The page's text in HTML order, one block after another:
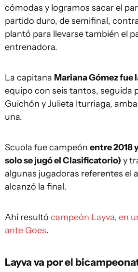
cómodas y logramos sacar el
partido duro, de semifinal,
plantó para llevarse también el
entrenadora.
La capitana Mariana Gómez fue
equipo con seis tantos, seguida
Guichón y Julieta Iturriaga,
una.
Scuola fue campeón entre 2018
solo se jugó el Clasificatorio) y
algunas jugadoras referentes el
alcanzó la final.
Ahí resultó campeón Layva, en
ante Goes.
Layva va por el